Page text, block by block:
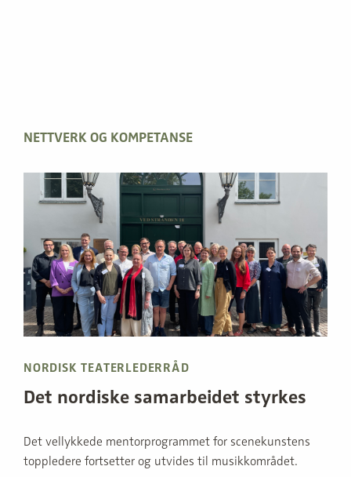
NETTVERK OG KOMPETANSE
NORDISK TEATERLEDERRÅD
Det nordiske samarbeidet styrkes
Det vellykkede mentorprogrammet for scenekunstens
toppledere fortsetter og utvides til musikkområdet.